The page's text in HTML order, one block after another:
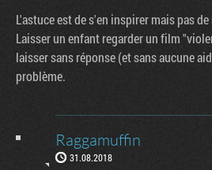
L'astuce est de s'en inspirer mais pas
Laisser un enfant regarder un film
laisser sans réponse (et sans aucune
problème.
Raggamuffin
31.08.2018